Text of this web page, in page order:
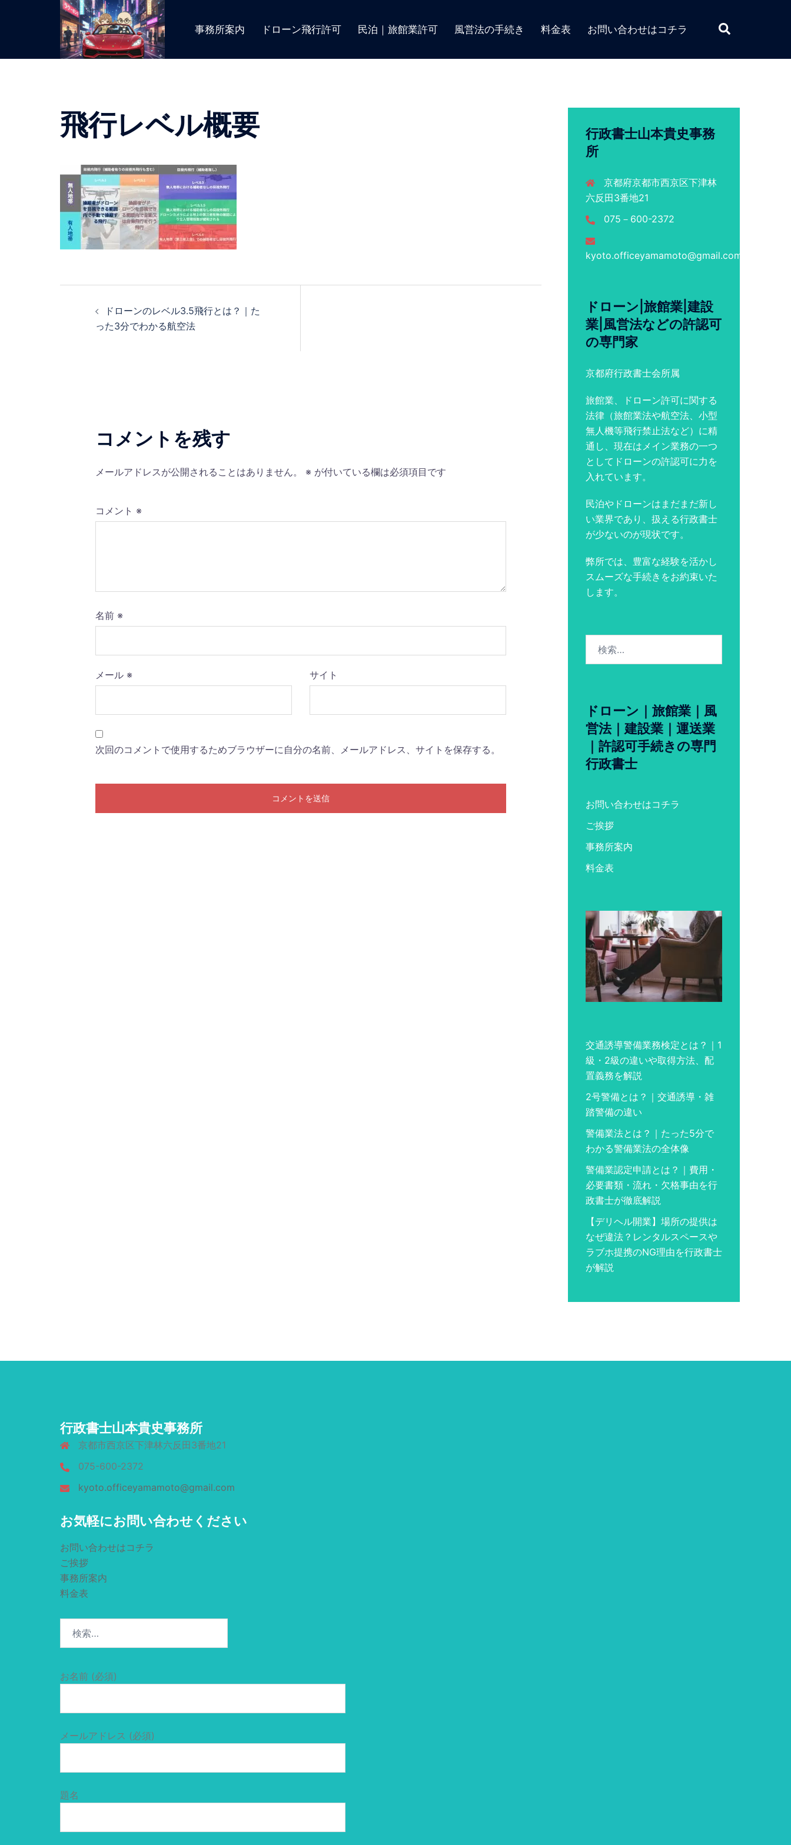
事務所案内 ドローン飛行許可 民泊｜旅館業許可 風営法の手続き 料金表 お問い合わせはコチラ
検
索
飛行レベル概要
ドローンのレベル3.5飛行とは？｜た
った3分でわかる航空法
コメントを残す
メールアドレスが公開されることはありません。 ※ が付いている欄は必須項目です
コメント ※
名前 ※
メール ※ サイト
次回のコメントで使用するためブラウザーに自分の名前、メールアドレス、サイトを保存する。
行政書士山本貴史事務
所
京都府京都市西京区下津林
六反田3番地21
075－600-2372
kyoto.officeyamamoto@gmail.com
ドローン|旅館業|建設
業|風営法などの許認可
の専門家
京都府行政書士会所属
旅館業、ドローン許可に関する
法律（旅館業法や航空法、小型
無人機等飛行禁止法など）に精
通し、現在はメイン業務の一つ
としてドローンの許認可に力を
入れています。
民泊やドローンはまだまだ新し
い業界であり、扱える行政書士
が少ないのが現状です。
弊所では、豊富な経験を活かし
スムーズな手続きをお約束いた
します。
ドローン｜旅館業｜風
営法｜建設業｜運送業
｜許認可手続きの専門
行政書士
お問い合わせはコチラ
ご挨拶
事務所案内
料金表
交通誘導警備業務検定とは？｜1
級・2級の違いや取得方法、配
置義務を解説
2号警備とは？｜交通誘導・雑
踏警備の違い
警備業法とは？｜たった5分で
わかる警備業法の全体像
警備業認定申請とは？｜費用・
必要書類・流れ・欠格事由を行
政書士が徹底解説
【デリヘル開業】場所の提供は
なぜ違法？レンタルスペースや
ラブホ提携のNG理由を行政書士
が解説
行政書士山本貴史事務所
京都市西京区下津林六反田3番地21
075-600-2372
kyoto.officeyamamoto@gmail.com
お気軽にお問い合わせください
お問い合わせはコチラ
ご挨拶
事務所案内
料金表
お名前 (必須)
メールアドレス (必須)
題名